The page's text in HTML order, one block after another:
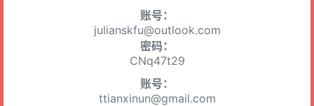
账号：
julianskfu@outlook.com
密码：
CNq47t29
账号：
ttianxinun@gmail.com